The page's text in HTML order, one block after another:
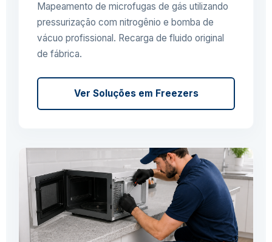
Mapeamento de microfugas de gás utilizando
pressurização com nitrogênio e bomba de
vácuo profissional. Recarga de fluido original
de fábrica.
Ver Soluções em Freezers